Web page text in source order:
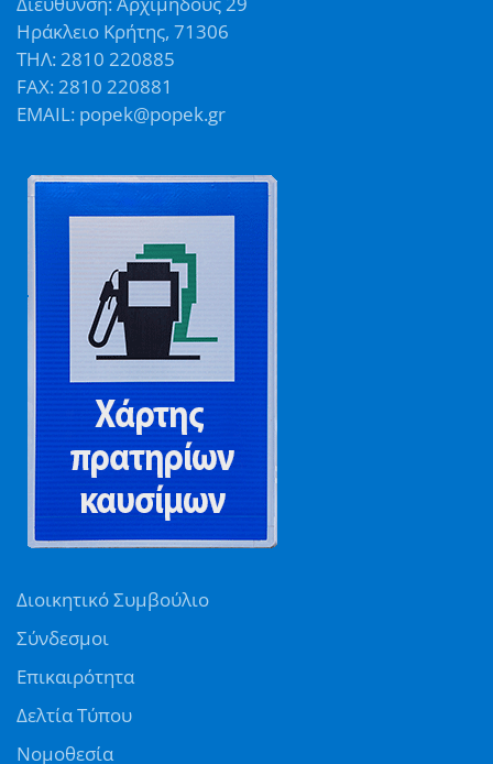
Ηράκλειο Κρήτης, 71306
ΤΗΛ: 2810 220885
FAX: 2810 220881
EMAIL: popek@popek.gr
Διοικητικό Συμβούλιο
Σύνδεσμοι
Επικαιρότητα
Δελτία Τύπου
Νομοθεσία